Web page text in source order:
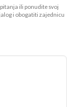
ili ponudite svoj
i obogatiti zajednicu